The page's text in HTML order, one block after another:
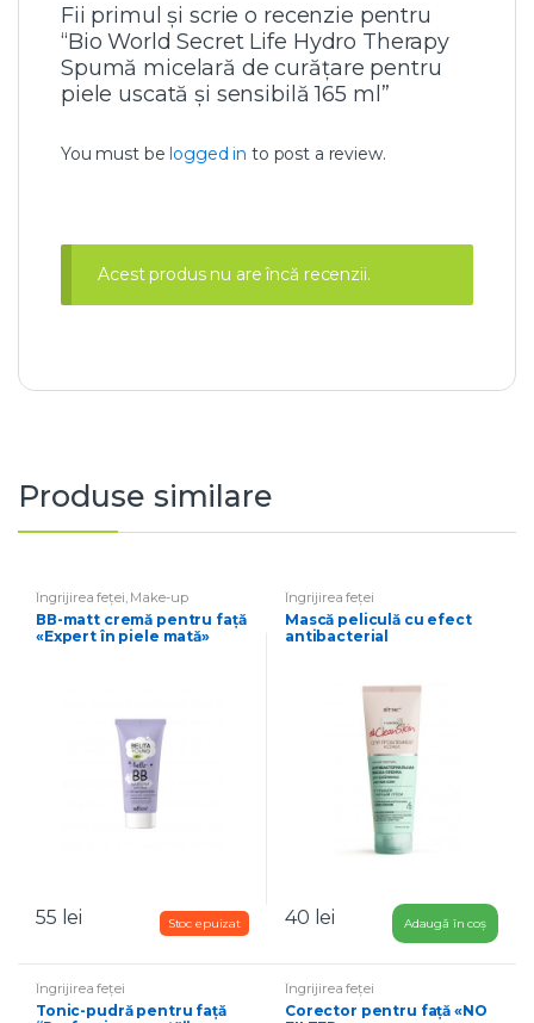
Fii primul și scrie o recenzie pentru
“Bio World Secret Life Hydro Therapy
Spumă micelară de curățare pentru
piele uscată și sensibilă 165 ml”
You must belogged in to post a review.
Acest produs nu are încă recenzii.
Produse similare
Îngrijirea feței, Make-up
ВВ-matt cremă pentru față
«Expert în piele mată»
55 lei
Îngrijirea feței
Mască peliculă cu efect
antibacterial
40 lei Adaugă în coș
Îngrijirea feței
Tonic-pudră pentru față
Îngrijirea feței
Corector pentru față «NO